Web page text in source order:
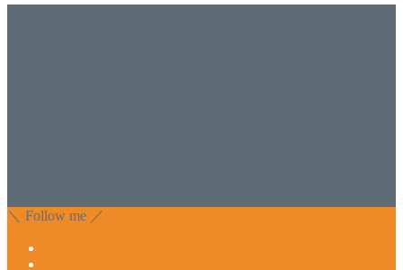
＼ Follow me ／